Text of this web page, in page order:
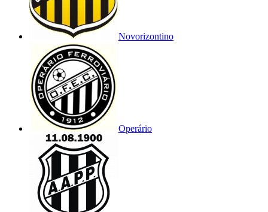
Novorizontino
Operário